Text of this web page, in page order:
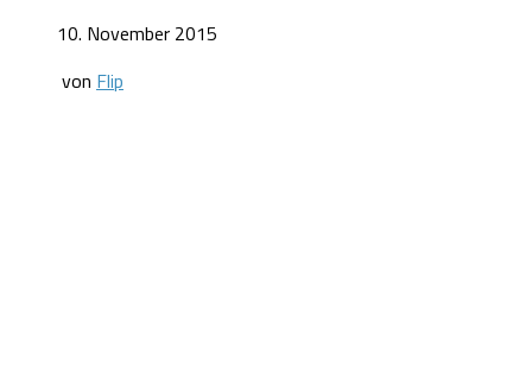
10. November 2015
von Flip